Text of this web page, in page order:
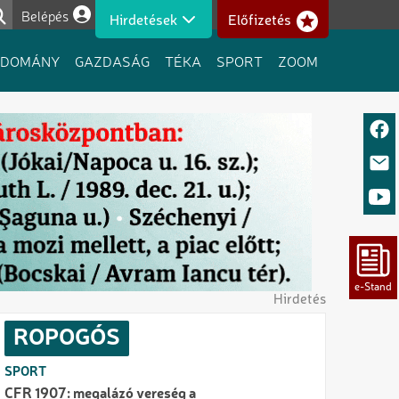
Felhasználói fiók menüje
Belépés Hirdetések Előfizetés
GAZDASÁG TÉKA SPORT ZOOM
Hirdetés
ROPOGÓS
SPORT
CFR 1907: megalázó vereség a